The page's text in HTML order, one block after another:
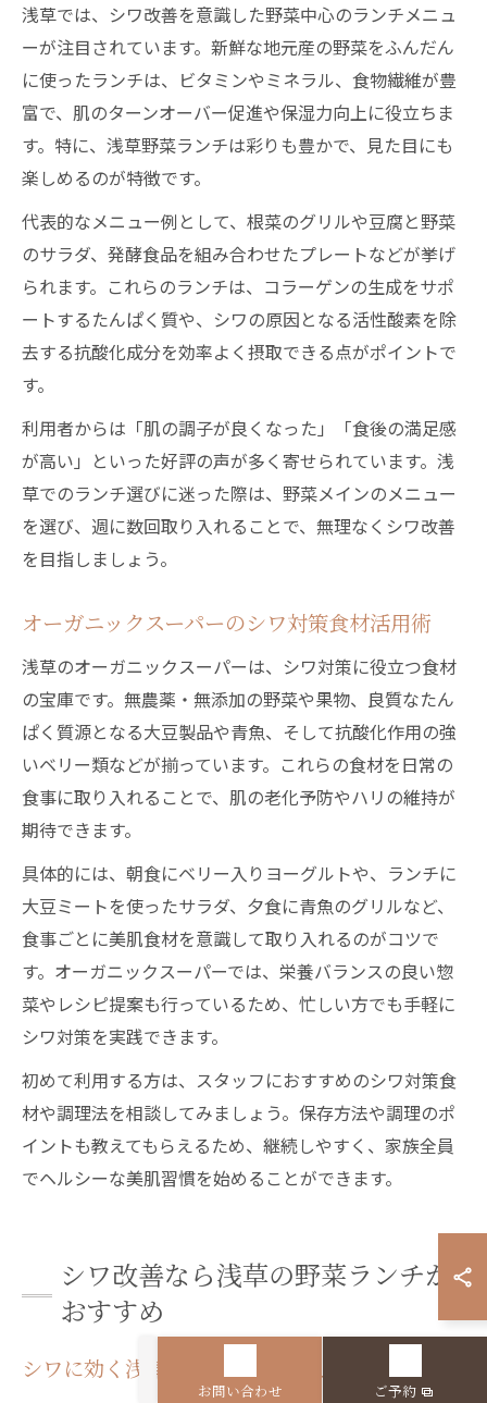
浅草では、シワ改善を意識した野菜中心のランチメニュ
ーが注目されています。新鮮な地元産の野菜をふんだん
に使ったランチは、ビタミンやミネラル、食物繊維が豊
富で、肌のターンオーバー促進や保湿力向上に役立ちま
す。特に、浅草野菜ランチは彩りも豊かで、見た目にも
楽しめるのが特徴です。
代表的なメニュー例として、根菜のグリルや豆腐と野菜
のサラダ、発酵食品を組み合わせたプレートなどが挙げ
られます。これらのランチは、コラーゲンの生成をサポ
ートするたんぱく質や、シワの原因となる活性酸素を除
去する抗酸化成分を効率よく摂取できる点がポイントで
す。
利用者からは「肌の調子が良くなった」「食後の満足感
が高い」といった好評の声が多く寄せられています。浅
草でのランチ選びに迷った際は、野菜メインのメニュー
を選び、週に数回取り入れることで、無理なくシワ改善
を目指しましょう。
オーガニックスーパーのシワ対策食材活用術
浅草のオーガニックスーパーは、シワ対策に役立つ食材
の宝庫です。無農薬・無添加の野菜や果物、良質なたん
ぱく質源となる大豆製品や青魚、そして抗酸化作用の強
いベリー類などが揃っています。これらの食材を日常の
食事に取り入れることで、肌の老化予防やハリの維持が
期待できます。
具体的には、朝食にベリー入りヨーグルトや、ランチに
大豆ミートを使ったサラダ、夕食に青魚のグリルなど、
食事ごとに美肌食材を意識して取り入れるのがコツで
す。オーガニックスーパーでは、栄養バランスの良い惣
菜やレシピ提案も行っているため、忙しい方でも手軽に
シワ対策を実践できます。
初めて利用する方は、スタッフにおすすめのシワ対策食
材や調理法を相談してみましょう。保存方法や調理のポ
イントも教えてもらえるため、継続しやすく、家族全員
でヘルシーな美肌習慣を始めることができます。
シワ改善なら浅草の野菜ランチが
おすすめ
シワに効く浅草野菜ランチの選び方とポイント
お問い合わせ ご予約